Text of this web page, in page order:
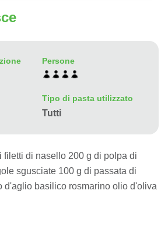
Persone
Tipo di pasta utilizzato
Tutti
filetti di nasello 200 g di polpa di
sgusciate 100 g di passata di
d'aglio basilico rosmarino olio d'oliva